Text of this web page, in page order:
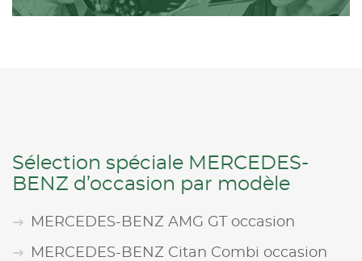
Sélection spéciale MERCEDES-
BENZ d’occasion par modèle
MERCEDES-BENZ AMG GT occasion
MERCEDES-BENZ Citan Combi occasion